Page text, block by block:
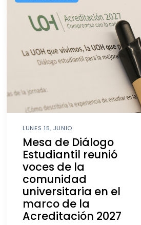
LUNES 15, JUNIO
Mesa de Diálogo
Estudiantil reunió
voces de la
comunidad
universitaria en el
marco de la
Acreditación 2027